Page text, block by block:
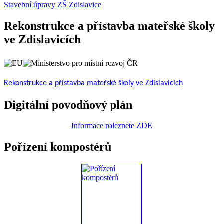
Stavební úpravy ZŠ Zdislavice
Rekonstrukce a přístavba mateřské školy
ve Zdislavicích
Rekonstrukce a přístavba mateřské školy ve Zdislavicích
Digitální povodňový plán
Informace naleznete ZDE
Pořízení kompostérů